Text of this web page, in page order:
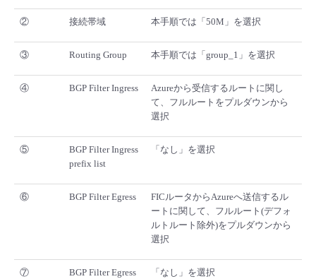
② 接続帯域 本手順では「50M」を選択
③ Routing Group 本手順では「group_1」を選択
④ BGP Filter Ingress
Azureから受信するルートに関し
て、フルルートをプルダウンから
選択
⑤
BGP Filter Ingress
prefix list
「なし」を選択
⑥ BGP Filter Egress
FICルータからAzureへ送信するル
ートに関して、フルルート(デフォ
ルトルート除外)をプルダウンから
選択
⑦
BGP Filter Egress
「なし」を選択